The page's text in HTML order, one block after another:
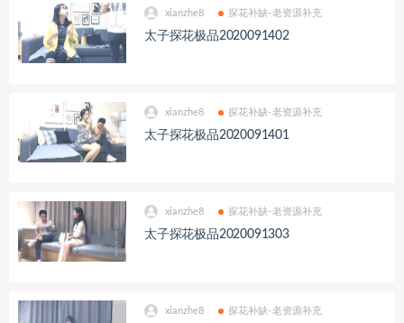
xianzhe8 探花补缺-老资源补充
太子探花极品2020091402
xianzhe8 探花补缺-老资源补充
太子探花极品2020091401
xianzhe8 探花补缺-老资源补充
太子探花极品2020091303
xianzhe8 探花补缺-老资源补充